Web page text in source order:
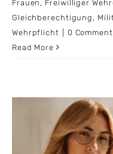
Frauen , Freiwilliger
Gleichberechtigung ,
Wehrpflicht
0
Read More